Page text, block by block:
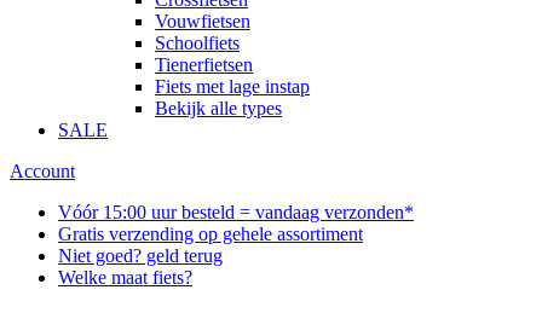
Vouwfietsen
Schoolfiets
Tienerfietsen
Fiets met lage instap
Bekijk alle types
SALE
Account
Vóór 15:00 uur besteld = vandaag verzonden*
Gratis verzending op gehele assortiment
Niet goed? geld terug
Welke maat fiets?